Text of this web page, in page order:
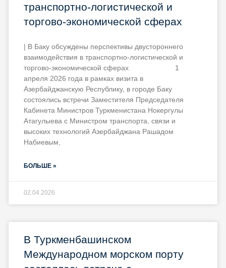
транспортно-логистической и
торгово-экономической сферах
| В Баку обсуждены перспективы двустороннего
взаимодействия в транспортно-логистической и
торгово-экономической сферах 1
апреля 2026 года в рамках визита в
Азербайджанскую Республику, в городе Баку
состоялись встречи Заместителя Председателя
Кабинета Министров Туркменистана Нокергулы
Атагулыева с Министром транспорта, связи и
высоких технологий Азербайджана Рашадом
Набиевым,
БОЛЬШЕ »
02.04.2026
В Туркменбашинском
Международном морском порту